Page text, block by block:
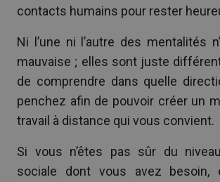
contacts humains pour rester
Ni l’une ni l’autre des mentalités
mauvaise ; elles sont juste
de comprendre dans quelle
penchez afin de pouvoir créer un
travail à distance qui vous convient.
Si vous n’êtes pas sûr du
sociale dont vous avez besoin,